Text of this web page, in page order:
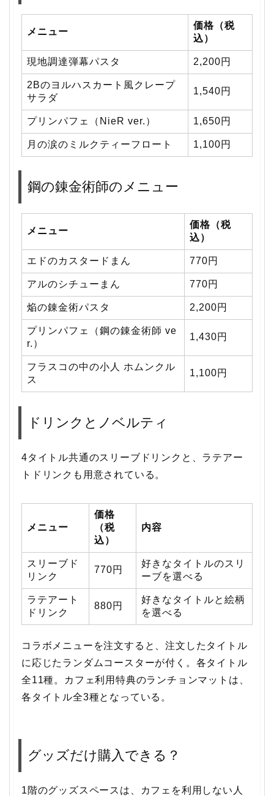
メニュー
価格（税
込）
現地調達弾幕パスタ 2,200円
2Bのヨルハスカート風クレープ
サラダ
1,540円
プリンパフェ（NieR ver.） 1,650円
月の涙のミルクティーフロート 1,100円
鋼の錬金術師のメニュー
メニュー
価格（税
込）
エドのカスタードまん 770円
アルのシチューまん 770円
焔の錬金術パスタ 2,200円
プリンパフェ（鋼の錬金術師 ve
r.）
1,430円
フラスコの中の小人 ホムンクル
ス
1,100円
ドリンクとノベルティ
4タイトル共通のスリーブドリンクと、ラテアー
トドリンクも用意されている。
メニュー
価格
（税
込）
内容
スリーブド
リンク
770円
好きなタイトルのスリ
ーブを選べる
ラテアート
ドリンク
880円
好きなタイトルと絵柄
を選べる
コラボメニューを注文すると、注文したタイトル
に応じたランダムコースターが付く。各タイトル
全11種。カフェ利用特典のランチョンマットは、
各タイトル全3種となっている。
グッズだけ購入できる？
1階のグッズスペースは、カフェを利用しない人